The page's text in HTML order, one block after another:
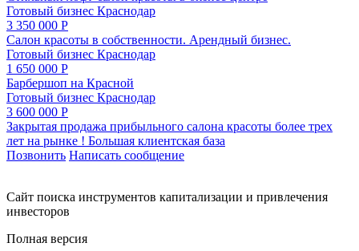
Готовый бизнес Краснодар
3 350 000 Р
Салон красоты в собственности. Арендный бизнес.
Готовый бизнес Краснодар
1 650 000 Р
Барбершоп на Красной
Готовый бизнес Краснодар
3 600 000 Р
Закрытая продажа прибыльного салона красоты более трех
лет на рынке ! Большая клиентская база
Позвонить Написать сообщение
Cайт поиска инструментов капитализации и привлечения
инвесторов
Полная версия